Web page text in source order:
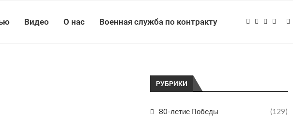
Видео О нас Военная служба по контракту
РУБРИКИ
80-летие Победы (129)